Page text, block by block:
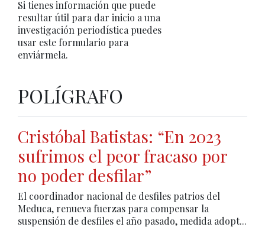
Si tienes información que puede
resultar útil para dar inicio a una
investigación periodística puedes
usar este formulario para
enviármela.
POLÍGRAFO
Cristóbal Batistas: “En 2023
sufrimos el peor fracaso por
no poder desfilar”
El coordinador nacional de desfiles patrios del
Meduca, renueva fuerzas para compensar la
suspensión de desfiles el año pasado, medida adopt...